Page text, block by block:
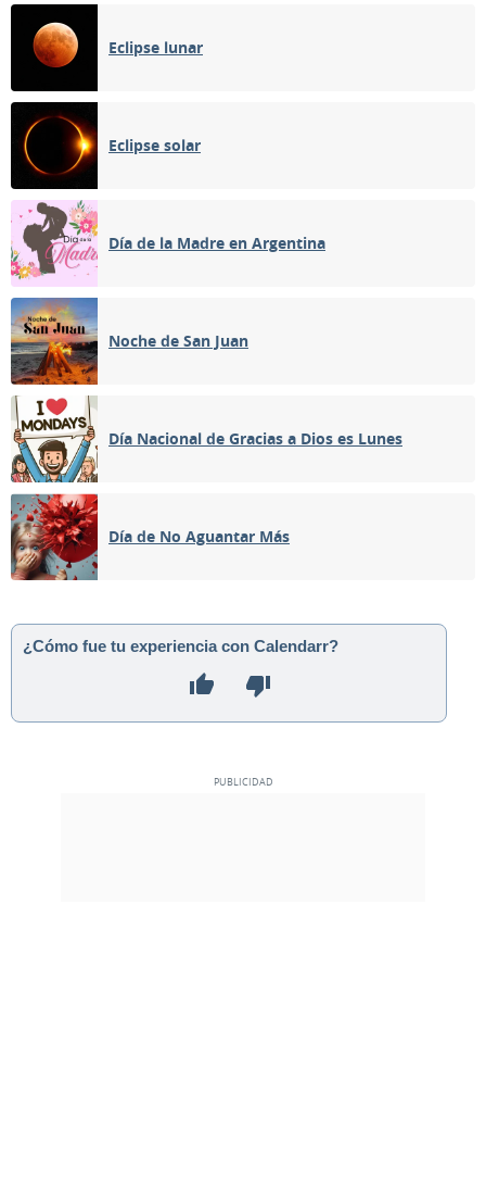
Eclipse lunar
Eclipse solar
Día de la Madre en Argentina
Noche de San Juan
Día Nacional de Gracias a Dios es Lunes
Día de No Aguantar Más
¿Cómo fue tu experiencia con Calendarr?